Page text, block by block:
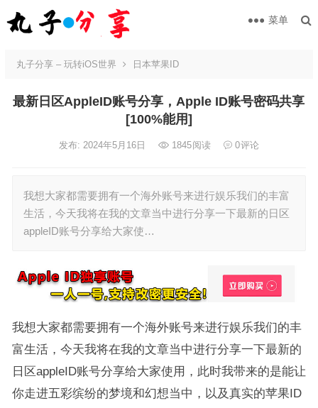
菜单
丸子分享 – 玩转iOS世界 日本苹果ID
最新日区AppleID账号分享，Apple ID账号密码共享
[100%能用]
发布: 2024年5月16日 1845阅读 0评论
我想大家都需要拥有一个海外账号来进行娱乐我们的丰富
生活，今天我将在我的文章当中进行分享一下最新的日区
appleID账号分享给大家使…
我想大家都需要拥有一个海外账号来进行娱乐我们的丰
富生活，今天我将在我的文章当中进行分享一下最新的
日区appleID账号分享给大家使用，此时我带来的是能让
你走进五彩缤纷的梦境和幻想当中，以及真实的苹果ID